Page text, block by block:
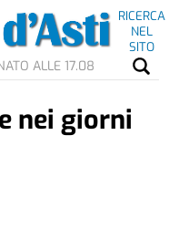
RICERCA
NEL
SITO
ALLE 17.08
nei giorni